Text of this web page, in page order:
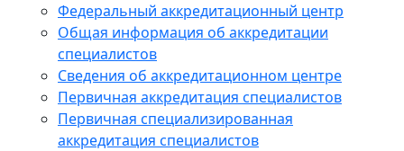
Федеральный аккредитационный центр
Общая информация об аккредитации
специалистов
Сведения об аккредитационном центре
Первичная аккредитация специалистов
Первичная специализированная
аккредитация специалистов